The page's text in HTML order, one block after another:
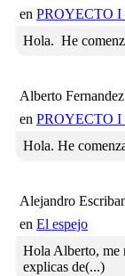
en PROYECTO
Hola. He
Alberto
en PROYECTO
Hola. He
Alejandro
en El espejo
Hola Alberto, me
explicas de(...)